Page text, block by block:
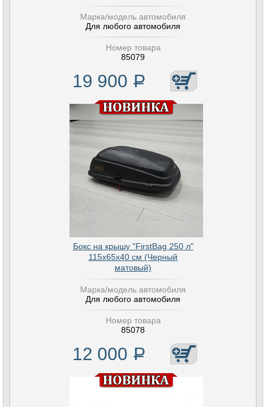
Марка/модель автомобиля
Для любого автомобиля
Номер товара
85079
19 900 Р
Бокс на крышу "FirstBag 250 л"
115х65х40 см (Черный
матовый)
Марка/модель автомобиля
Для любого автомобиля
Номер товара
85078
12 000 Р